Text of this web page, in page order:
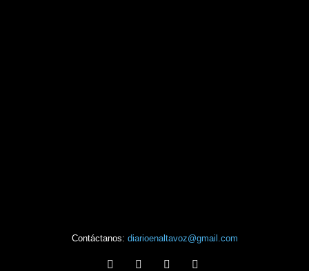
Contáctanos: diarioenaltavoz@gmail.com